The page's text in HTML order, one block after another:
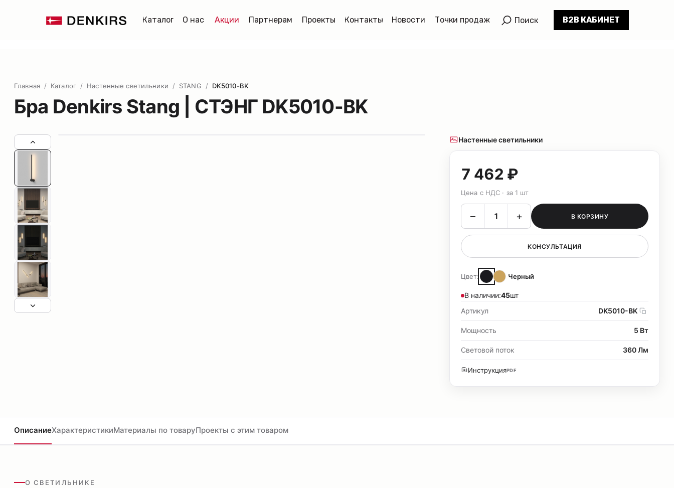
Поиск
Каталог О нас Партнерам Контакты Новости
Проекты
Акции B2B КАБИНЕТ
Точки продаж
Главная / Каталог / Настенные светильники / STANG / DK5010-BK
Бра Denkirs Stang | СТЭНГ DK5010-BK
Настенные светильники
7 462 ₽
Цена с НДС · за 1 шт
– + В КОРЗИНУ
КОНСУЛЬТАЦИЯ
Цвет: Черный
В наличии:45шт
Артикул
DK5010-BK
Мощность 5 Вт
Световой поток 360 Лм
ИнструкцияPDF
ОписаниеХарактеристикиМатериалы по товаруПроекты с этим товаром
О СВЕТИЛЬНИКЕ